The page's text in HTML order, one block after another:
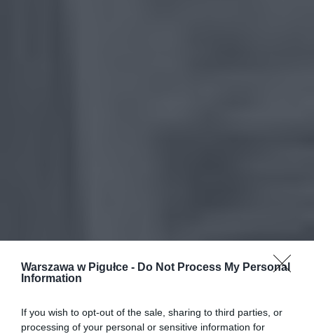
Warszawa w Pigułce - Do Not Process My Personal
Information
If you wish to opt-out of the sale, sharing to third parties, or
processing of your personal or sensitive information for